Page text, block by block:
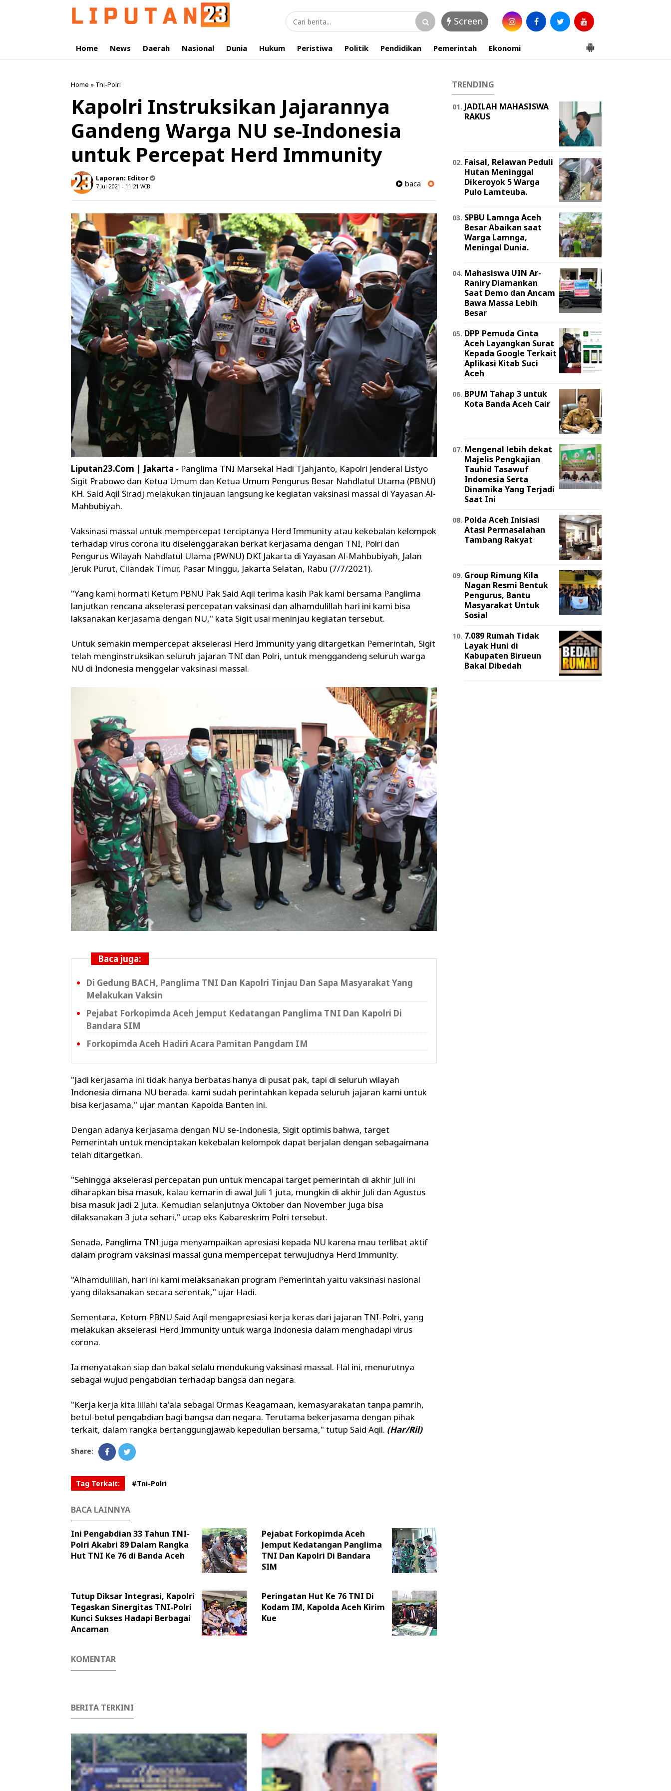
Screen
Home News Daerah Nasional Dunia Hukum Peristiwa Politik Pendidikan Pemerintah Ekonomi
Home » Tni-Polri
Kapolri Instruksikan Jajarannya
Gandeng Warga NU se-Indonesia
untuk Percepat Herd Immunity
Laporan: Editor
7 Jul 2021 - 11:21 WIB baca
Liputan23.Com | Jakarta - Panglima TNI Marsekal Hadi Tjahjanto, Kapolri Jenderal Listyo
Sigit Prabowo dan Ketua Umum dan Ketua Umum Pengurus Besar Nahdlatul Utama (PBNU)
KH. Said Aqil Siradj melakukan tinjauan langsung ke kegiatan vaksinasi massal di Yayasan Al-
Mahbubiyah.
Vaksinasi massal untuk mempercepat terciptanya Herd Immunity atau kekebalan kelompok
terhadap virus corona itu diselenggarakan berkat kerjasama dengan TNI, Polri dan
Pengurus Wilayah Nahdlatul Ulama (PWNU) DKI Jakarta di Yayasan Al-Mahbubiyah, Jalan
Jeruk Purut, Cilandak Timur, Pasar Minggu, Jakarta Selatan, Rabu (7/7/2021).
"Yang kami hormati Ketum PBNU Pak Said Aqil terima kasih Pak kami bersama Panglima
lanjutkan rencana akselerasi percepatan vaksinasi dan alhamdulillah hari ini kami bisa
laksanakan kerjasama dengan NU," kata Sigit usai meninjau kegiatan tersebut.
Untuk semakin mempercepat akselerasi Herd Immunity yang ditargetkan Pemerintah, Sigit
telah menginstruksikan seluruh jajaran TNI dan Polri, untuk menggandeng seluruh warga
NU di Indonesia menggelar vaksinasi massal.
Baca juga:
Di Gedung BACH, Panglima TNI Dan Kapolri Tinjau Dan Sapa Masyarakat Yang
Melakukan Vaksin
Pejabat Forkopimda Aceh Jemput Kedatangan Panglima TNI Dan Kapolri Di
Bandara SIM
Forkopimda Aceh Hadiri Acara Pamitan Pangdam IM
"Jadi kerjasama ini tidak hanya berbatas hanya di pusat pak, tapi di seluruh wilayah
Indonesia dimana NU berada. kami sudah perintahkan kepada seluruh jajaran kami untuk
bisa kerjasama," ujar mantan Kapolda Banten ini.
Dengan adanya kerjasama dengan NU se-Indonesia, Sigit optimis bahwa, target
Pemerintah untuk menciptakan kekebalan kelompok dapat berjalan dengan sebagaimana
telah ditargetkan.
"Sehingga akselerasi percepatan pun untuk mencapai target pemerintah di akhir Juli ini
diharapkan bisa masuk, kalau kemarin di awal Juli 1 juta, mungkin di akhir Juli dan Agustus
bisa masuk jadi 2 juta. Kemudian selanjutnya Oktober dan November juga bisa
dilaksanakan 3 juta sehari," ucap eks Kabareskrim Polri tersebut.
Senada, Panglima TNI juga menyampaikan apresiasi kepada NU karena mau terlibat aktif
dalam program vaksinasi massal guna mempercepat terwujudnya Herd Immunity.
"Alhamdulillah, hari ini kami melaksanakan program Pemerintah yaitu vaksinasi nasional
yang dilaksanakan secara serentak," ujar Hadi.
Sementara, Ketum PBNU Said Aqil mengapresiasi kerja keras dari jajaran TNI-Polri, yang
melakukan akselerasi Herd Immunity untuk warga Indonesia dalam menghadapi virus
corona.
Ia menyatakan siap dan bakal selalu mendukung vaksinasi massal. Hal ini, menurutnya
sebagai wujud pengabdian terhadap bangsa dan negara.
"Kerja kerja kita lillahi ta'ala sebagai Ormas Keagamaan, kemasyarakatan tanpa pamrih,
betul-betul pengabdian bagi bangsa dan negara. Terutama bekerjasama dengan pihak
terkait, dalam rangka bertanggungjawab kepedulian bersama," tutup Said Aqil. (Har/Ril)
Share:
Tag Terkait: #Tni-Polri
BACA LAINNYA
Ini Pengabdian 33 Tahun TNI-
Polri Akabri 89 Dalam Rangka
Hut TNI Ke 76 di Banda Aceh
Pejabat Forkopimda Aceh
Jemput Kedatangan Panglima
TNI Dan Kapolri Di Bandara
SIM
Tutup Diksar Integrasi, Kapolri
Tegaskan Sinergitas TNI-Polri
Kunci Sukses Hadapi Berbagai
Ancaman
Peringatan Hut Ke 76 TNI Di
Kodam IM, Kapolda Aceh Kirim
Kue
KOMENTAR
BERITA TERKINI
TRENDING
JADILAH MAHASISWA
RAKUS
Faisal, Relawan Peduli
Hutan Meninggal
Dikeroyok 5 Warga
Pulo Lamteuba.
SPBU Lamnga Aceh
Besar Abaikan saat
Warga Lamnga,
Meningal Dunia.
Mahasiswa UIN Ar-
Raniry Diamankan
Saat Demo dan Ancam
Bawa Massa Lebih
Besar
DPP Pemuda Cinta
Aceh Layangkan Surat
Kepada Google Terkait
Aplikasi Kitab Suci
Aceh
BPUM Tahap 3 untuk
Kota Banda Aceh Cair
Mengenal lebih dekat
Majelis Pengkajian
Tauhid Tasawuf
Indonesia Serta
Dinamika Yang Terjadi
Saat Ini
Polda Aceh Inisiasi
Atasi Permasalahan
Tambang Rakyat
Group Rimung Kila
Nagan Resmi Bentuk
Pengurus, Bantu
Masyarakat Untuk
Sosial
7.089 Rumah Tidak
Layak Huni di
Kabupaten Birueun
Bakal Dibedah